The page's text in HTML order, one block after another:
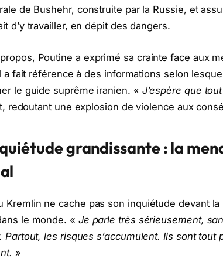
de Bushehr, construite par la Russie, et
d’y travailler, en dépit des dangers.
Poutine a exprimé sa crainte face aux
a fait référence à des informations selon
le guide suprême iranien. « J’espère que
redoutant une explosion de violence aux
grandissante : la
Kremlin ne cache pas son inquiétude devant
le monde. « Je parle très sérieusement,
Partout, les risques s’accumulent. Ils sont tout
»